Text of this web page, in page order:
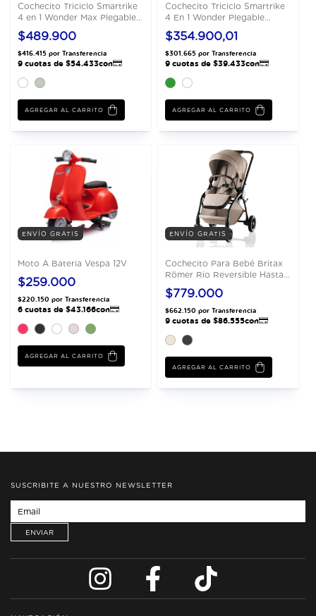
Cochecito Triciclo Smartrike
4 en 1 Wonder Max Plegable
Compacto
$489.900
AGREGAR AL CARRITO
Cochecito Triciclo Smartrike
4 En 1 Wonder Plegable
Compacto
$354.900,01
AGREGAR AL CARRITO
ENVÍO GRATIS
Moto A Bateria Vespa 12V
$259.000
AGREGAR AL CARRITO
ENVÍO GRATIS
Cochecito Para Bebé Britax
Römer Rio Reversible Hasta
22 Kg
$779.000
AGREGAR AL CARRITO
SUSCRIBITE A NUESTRO NEWSLETTER